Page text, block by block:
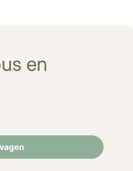
en
en Melinaea in stolp
Chrysippus en